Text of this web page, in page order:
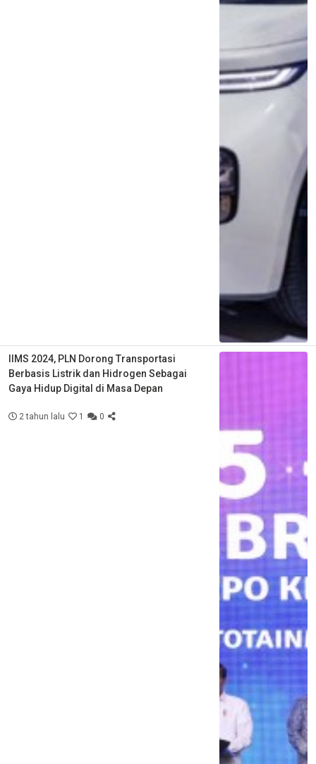
IIMS 2024, PLN Dorong Transportasi
Berbasis Listrik dan Hidrogen Sebagai
Gaya Hidup Digital di Masa Depan
2 tahun lalu 1 0